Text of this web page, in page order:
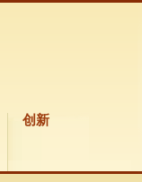
创新